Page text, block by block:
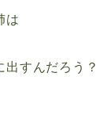
は
出すんだろう？